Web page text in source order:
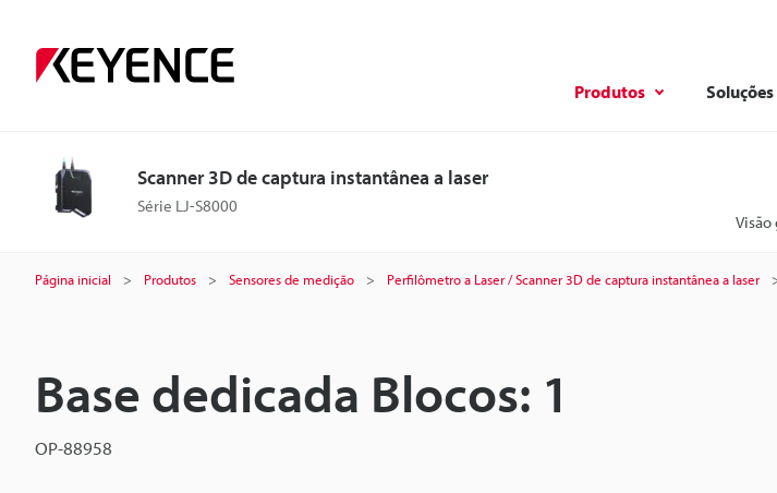
Produtos Soluções
Scanner 3D de captura instantânea a laser
Série LJ-S8000
Visão
Página inicial Produtos Sensores de medição Perfilômetro a Laser / Scanner 3D de captura instantânea a laser
Base dedicada Blocos: 1
OP-88958